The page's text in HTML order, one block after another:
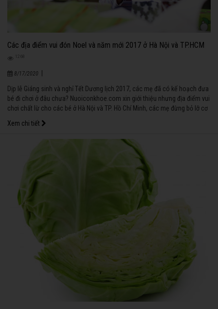
Các địa điểm vui đón Noel và năm mới 2017 ở Hà Nội và TP.HCM
1268
8/17/2020
Dịp lễ Giáng sinh và nghỉ Tết Dương lịch 2017, các mẹ đã có kế hoạch đưa
bé đi chơi ở đâu chưa? Nuoiconkhoe.com xin giới thiệu nhưng địa điểm vui
chơi chất lừ cho các bé ở Hà Nội và TP. Hồ Chí Minh, các mẹ đừng bỏ lỡ cơ
Xem chi tiết